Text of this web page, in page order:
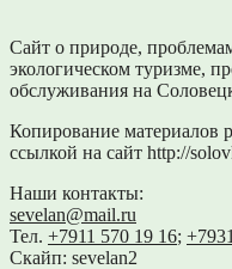
Сайт о природе,
экологическом туризме,
обслуживания на
Копирование материалов
ссылкой на сайт http://
Наши контакты:
sevelan@mail.ru
Тел. +7911 570 19 16;
Скайп: sevelan2